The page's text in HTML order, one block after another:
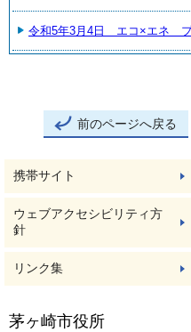
令和5年3月4日 エコ×エネ プ
前のページへ戻る
携帯サイト
ウェブアクセシビリティ方
針
リンク集
茅ヶ崎市役所